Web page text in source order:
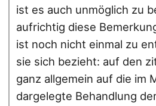
ist es auch unmöglich zu
aufrichtig diese
ist noch nicht einmal zu
sie sich bezieht: auf den
ganz allgemein auf die im
dargelegte Behandlung